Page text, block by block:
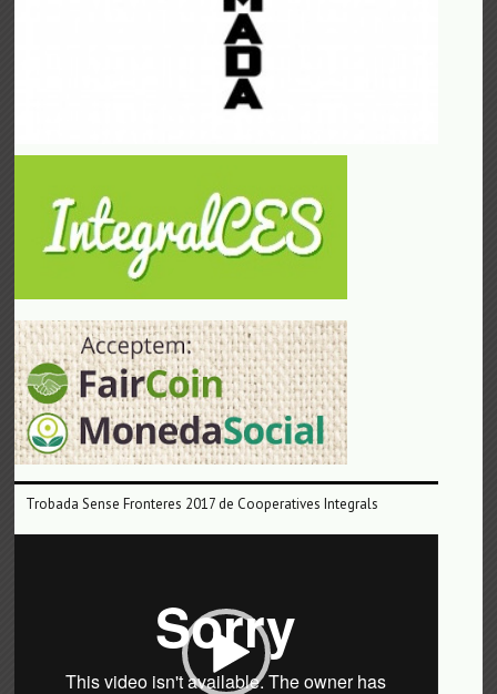
Trobada Sense Fronteres 2017 de Cooperatives Integrals